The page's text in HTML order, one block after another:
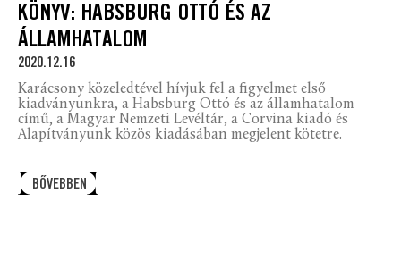
KÖNYV: HABSBURG OTTÓ ÉS AZ
ÁLLAMHATALOM
2020.12.16
Karácsony közeledtével hívjuk fel a figyelmet első
kiadványunkra, a Habsburg Ottó és az államhatalom
című, a Magyar Nemzeti Levéltár, a Corvina kiadó és
Alapítványunk közös kiadásában megjelent kötetre.
BŐVEBBEN